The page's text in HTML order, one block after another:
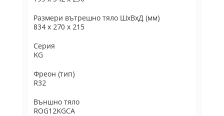
Размери вътрешно тяло ШxВxД (мм)
834 x 270 x 215
Серия
KG
Фреон (тип)
R32
Външно тяло
ROG12KGCA